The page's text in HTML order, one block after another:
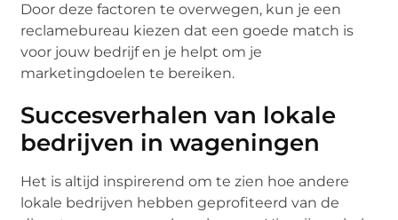
Door deze factoren te overwegen, kun je een
reclamebureau kiezen dat een goede match is
voor jouw bedrijf en je helpt om je
marketingdoelen te bereiken.
Succesverhalen van lokale
bedrijven in wageningen
Het is altijd inspirerend om te zien hoe andere
lokale bedrijven hebben geprofiteerd van de